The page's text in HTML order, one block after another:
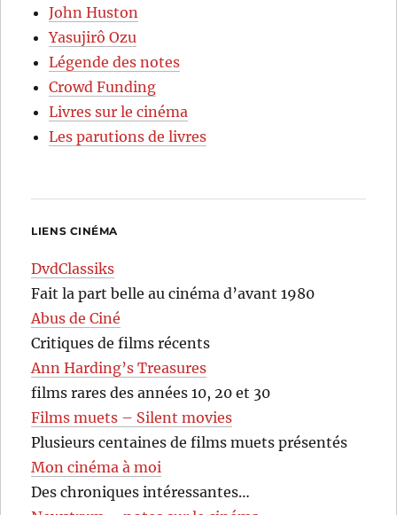
John Huston
Yasujirô Ozu
Légende des notes
Crowd Funding
Livres sur le cinéma
Les parutions de livres
LIENS CINÉMA
DvdClassiks
Fait la part belle au cinéma d’avant 1980
Abus de Ciné
Critiques de films récents
Ann Harding’s Treasures
films rares des années 10, 20 et 30
Films muets – Silent movies
Plusieurs centaines de films muets présentés
Mon cinéma à moi
Des chroniques intéressantes…